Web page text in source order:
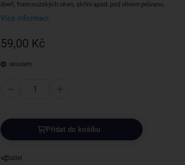
dveří, francouzských oken, skříní apod. pod vlivem průvanu.
Více informací
59,00 Kč
skladem
Přidat do košíku
Sdílet